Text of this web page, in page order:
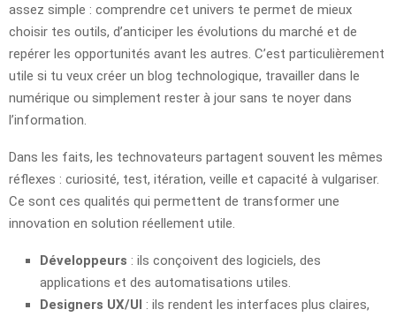
assez simple : comprendre cet univers te permet de mieux
choisir tes outils, d’anticiper les évolutions du marché et de
repérer les opportunités avant les autres. C’est particulièrement
utile si tu veux créer un blog technologique, travailler dans le
numérique ou simplement rester à jour sans te noyer dans
l’information.
Dans les faits, les technovateurs partagent souvent les mêmes
réflexes : curiosité, test, itération, veille et capacité à vulgariser.
Ce sont ces qualités qui permettent de transformer une
innovation en solution réellement utile.
Développeurs : ils conçoivent des logiciels, des
applications et des automatisations utiles.
Designers UX/UI : ils rendent les interfaces plus claires,